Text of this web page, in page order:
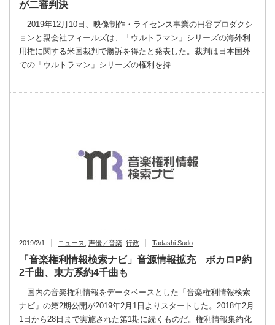
が二審判決
2019年12月10日、映像制作・ライセンス事業の円谷プロダクシ
ョンと親会社フィールズは、「ウルトラマン」シリーズの海外利
用権に関する米国裁判で勝訴を得たと発表した。裁判は日本国外
での「ウルトラマン」シリーズの権利を持…
2019/2/1 ニュース 声優／音楽 行政 Tadashi Sudo
「音楽権利情報検索ナビ」音源情報拡充 ボカロP約
2千曲、東方系約4千曲も
国内の音楽権利情報をデータベースとした「音楽権利情報検索
ナビ」の第2期公開が2019年2月1日よりスタートした。2018年2月
1日から28日まで実施された第1期に続くものだ。権利情報集約化